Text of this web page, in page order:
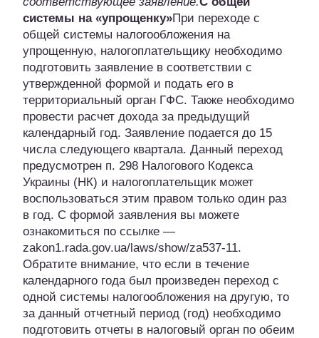
системы на «упрощенку»При переходе с
общей системы налогообложения на
упрощенную, налогоплательщику необходимо
подготовить заявление в соответствии с
утвержденной формой и подать его в
территориальный орган ГФС. Также необходимо
провести расчет дохода за предыдущий
календарный год. Заявление подается до 15
числа следующего квартала. Данный переход
предусмотрен п. 298 Налогового Кодекса
Украины (НК) и налогоплательщик может
воспользоваться этим правом только один раз
в год. С формой заявления вы можете
ознакомиться по ссылке —
zakon1.rada.gov.ua/laws/show/za537-11.
Обратите внимание, что если в течение
календарного года был произведен переход с
одной системы налогообложения на другую, то
за данный отчетный период (год) необходимо
подготовить отчеты в налоговый орган по обеим